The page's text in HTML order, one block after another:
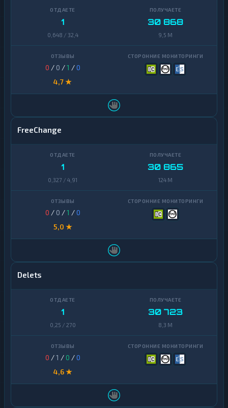
1
0,648 / 32,4
30 868
9,5 M
0 / 0 /1 /0
4,7 ★
FreeChange
1
0,327 / 4,91
30 865
124 M
0 / 0 /1 /0
5,0 ★
Delets
1
0,25 / 270
30 723
8,3 M
0 /1 /0 /0
4,6 ★